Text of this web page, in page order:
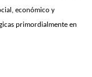
económico y
primordialmente en